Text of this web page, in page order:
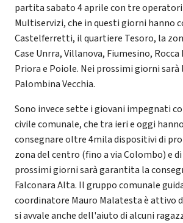
partita sabato 4 aprile con tre operatori
Multiservizi, che in questi giorni hanno
Castelferretti, il quartiere Tesoro, la
Case Unrra, Villanova, Fiumesino, Rocca
Priora e Poiole. Nei prossimi giorni sarà
Palombina Vecchia.
Sono invece sette i giovani impegnati
civile comunale, che tra ieri e oggi
consegnare oltre 4mila dispositivi di
zona del centro (fino a via Colombo) e
prossimi giorni sarà garantita la
Falconara Alta. Il gruppo comunale
coordinatore Mauro Malatesta è attivo
si avvale anche dell'aiuto di alcuni